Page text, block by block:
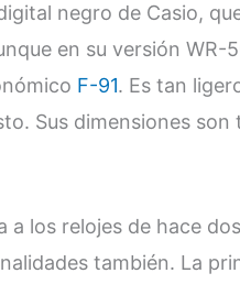
negro de Casio,
en su versión WR-
F-91. Es tan
Sus dimensiones son
a los relojes de hace
también. La